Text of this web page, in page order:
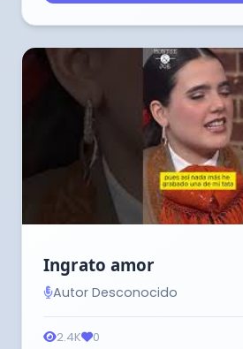
Ingrato amor
Autor Desconocido
2.4K 0